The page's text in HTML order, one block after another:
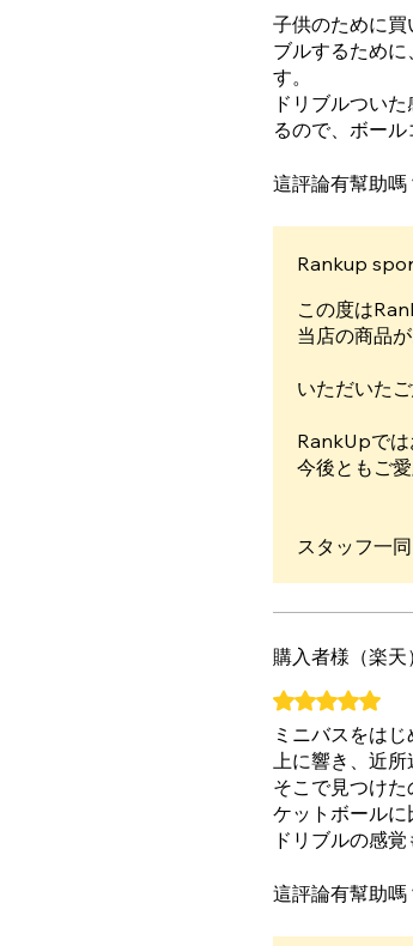
子供のために
ブルするため
す。
ドリブルつい
るので、ボール
もっと早く買え
這評論有幫助嗎
Rankup
この度は
当店の商品
いただいた
RankUpでは
今後ともご
スタッフ一
購入者様（楽天）
評等為 5（最高
ミニバスをは
上に響き、近所
そこで見つけ
ケットボール
ドリブルの感
這評論有幫助嗎